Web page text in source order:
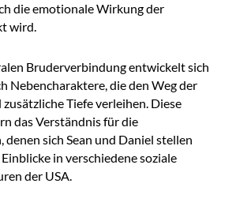
die emotionale Wirkung der
wird.
Bruderverbindung entwickelt sich
Nebencharaktere, die den Weg der
Tiefe verleihen. Diese
das Verständnis für die
sich Sean und Daniel stellen
in verschiedene soziale
der USA.